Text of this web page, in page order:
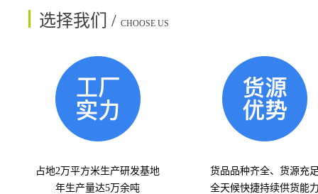
选择我们 / CHOOSE US
占地2万平方米生产研发基地
年生产量达5万余吨
货品品种齐全、货源充
全天候快捷持续供货能